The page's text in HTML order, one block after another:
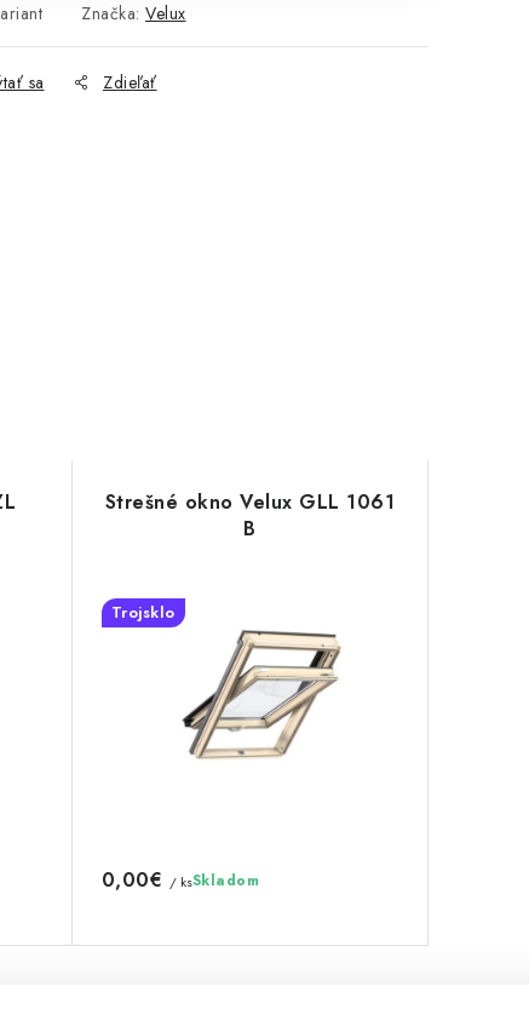
Značka: Velux
sa Zdieľať
Strešné okno Velux GLL 1061
B
Trojsklo
0,00€ / ksSkladom